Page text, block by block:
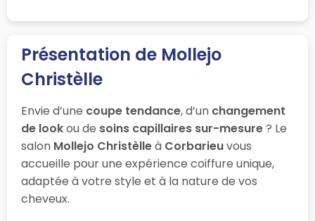
Présentation de Mollejo
Christèlle
Envie d’une coupe tendance, d’un changement
de lookou de soins capillaires sur-mesure? Le
salon Mollejo Christèlleà Corbarieuvous
accueille pour une expérience coiffure unique,
adaptée à votre style et à la nature de vos
cheveux.